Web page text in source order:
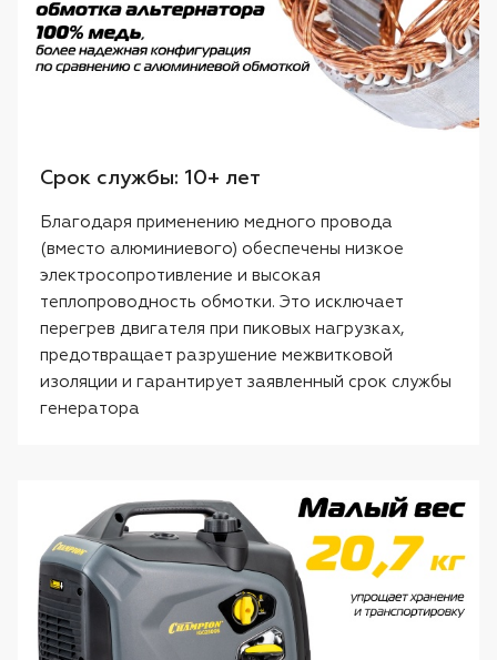
Срок службы: 10+ лет
Благодаря применению медного провода
(вместо алюминиевого) обеспечены низкое
электросопротивление и высокая
теплопроводность обмотки. Это исключает
перегрев двигателя при пиковых нагрузках,
предотвращает разрушение межвитковой
изоляции и гарантирует заявленный срок службы
генератора